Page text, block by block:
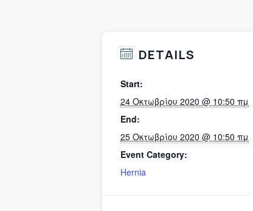
DETAILS
Start:
24 Οκτωβρίου 2020 @ 10:50 πμ
End:
25 Οκτωβρίου 2020 @ 10:50 πμ
Event Category:
Hernia